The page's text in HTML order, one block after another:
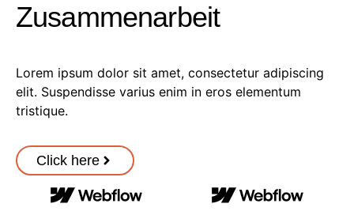
Zusammenarbeit
Lorem ipsum dolor sit amet, consectetur adipiscing
elit. Suspendisse varius enim in eros elementum
tristique.
Click here